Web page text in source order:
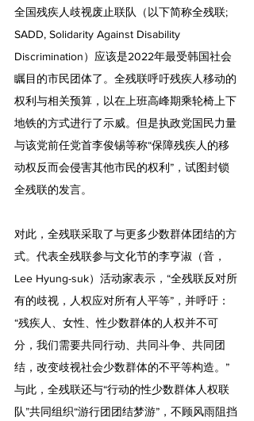
全国残疾人歧视废止联队（以下简称全残联;
SADD, Solidarity Against Disability
Discrimination）应该是2022年最受韩国社会
瞩目的市民团体了。全残联呼吁残疾人移动的
权利与相关预算，以在上班高峰期乘轮椅上下
地铁的方式进行了示威。但是执政党国民力量
与该党前任党首李俊锡等称“保障残疾人的移
动权反而会侵害其他市民的权利”，试图封锁
全残联的发言。
对此，全残联采取了与更多少数群体团结的方
式。代表全残联参与文化节的李亨淑（音，
Lee Hyung-suk）活动家表示，“全残联反对所
有的歧视，人权应对所有人平等”，并呼吁：
“残疾人、女性、性少数群体的人权并不可
分，我们需要共同行动、共同斗争、共同团
结，改变歧视社会少数群体的不平等构造。”
与此，全残联还与“行动的性少数群体人权联
队”共同组织“游行团团结梦游”，不顾风雨阻挡